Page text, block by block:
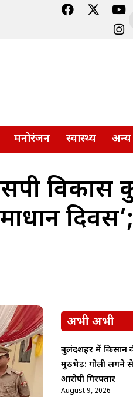
मनोरंजन स्वास्थ्य अन्य
विकास
अभी अभी
बुलंदशहर में किसान
मुठभेड़: गोली लगने
आरोपी गिरफ्तार
August 9, 2026